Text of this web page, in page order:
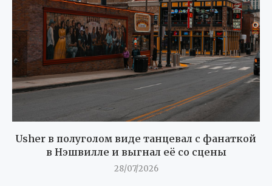
Usher в полуголом виде танцевал с фанаткой
в Нэшвилле и выгнал её со сцены
28/07/2026